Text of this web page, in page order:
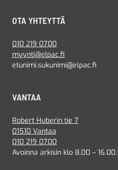
OTA YHTEYTTÄ
010 219 0700
myynti@elpac.fi
etunimi.sukunimi@elpac.fi
VANTAA
Robert Huberin tie 7
01510 Vantaa
010 219 0700
Avoinna arkisin klo 8.00 – 16.00.